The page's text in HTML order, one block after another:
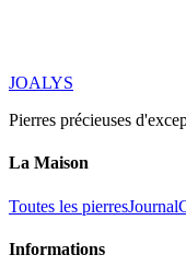
JOALYS
Pierres précieuses
La Maison
Toutes les pierresJournal
Informations